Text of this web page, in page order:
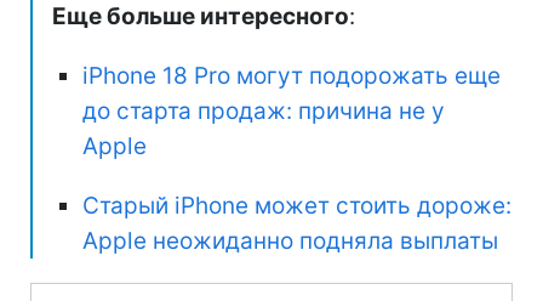
Еще больше интересного:
iPhone 18 Pro могут подорожать еще
до старта продаж: причина не у
Apple
Старый iPhone может стоить дороже:
Apple неожиданно подняла выплаты